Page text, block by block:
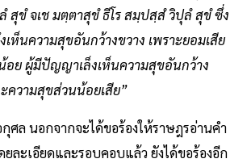
สุขํ จเช มตฺตาสุขํ ธีโร สมฺปสฺสํ วิปุลํ สุขํ ซึ่ง
ห็นความสุขอันกว้างขวาง เพราะยอมเสีย
ย ผู้มีปัญญาเล็งเห็นความสุขอันกว้าง
ความสุขส่วนน้อยเสีย”
ศล นอกจากจะได้ขอร้องให้ราษฎรอ่านคำ
ยละเอียดและรอบคอบแล้ว ยังได้ขอร้องอีก